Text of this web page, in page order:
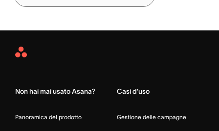
Asana
Non hai mai usato Asana?
Panoramica del prodotto
Casi d’uso
Gestione delle campagne